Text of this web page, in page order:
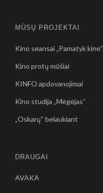
MŪSŲ PROJEKTAI
Kino seansai „Pamatyk kine“
Kino protų mūšiai
KINFO apdovanojimai
Kino studija „Mėgėjas“
„Oskarų“ belaukiant
DRAUGAI
AVAKA